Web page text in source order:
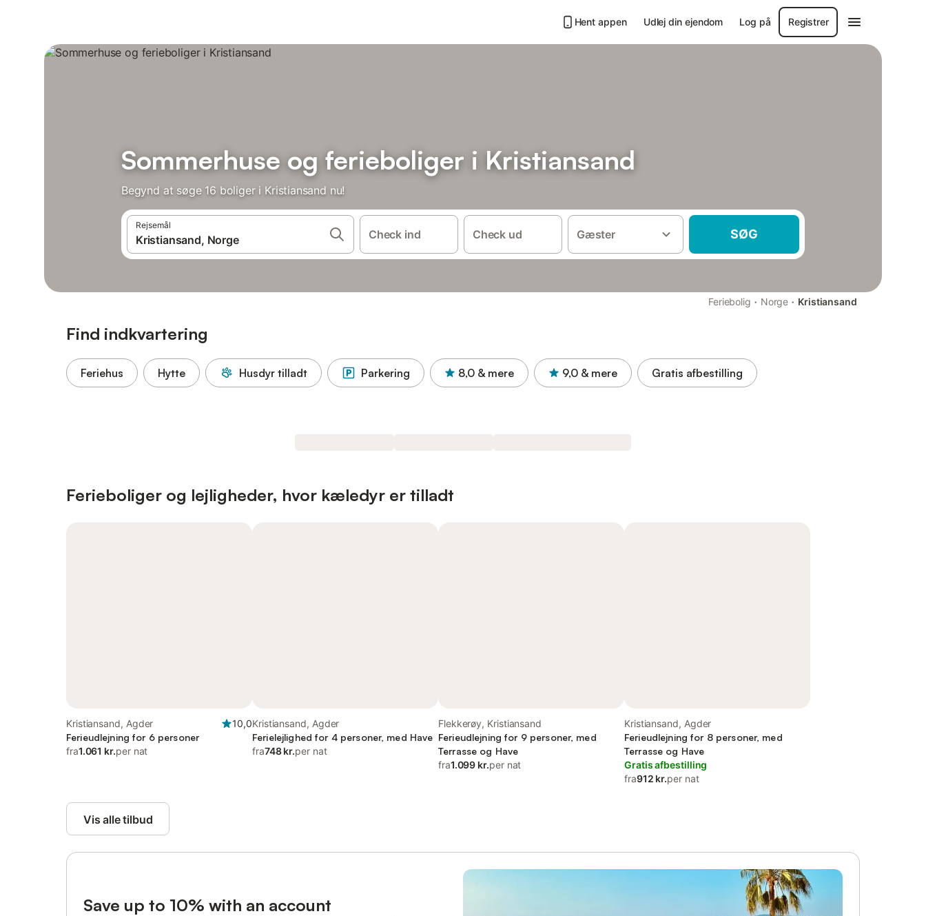
Hent appen Udlej din ejendom Log på Registrer
Sommerhuse og ferieboliger i Kristiansand
Begynd at søge 16 boliger i Kristiansand nu!
Rejsemål
Check ind Check ud Gæster SØG
Feriebolig · Norge · Kristiansand
Find indkvartering
Feriehus Hytte Husdyr tilladt Parkering 8,0 & mere 9,0 & mere Gratis afbestilling
Ferieboliger og lejligheder, hvor kæledyr er tilladt
Kristiansand, Agder
10,0
Ferieudlejning for 6 personer
fra1.061 kr.per nat
Kristiansand, Agder
Ferielejlighed for 4 personer, med Have
fra748 kr.per nat
Flekkerøy, Kristiansand
Ferieudlejning for 9 personer, med
Terrasse og Have
fra1.099 kr.per nat
Kristiansand, Agder
Ferieudlejning for 8 personer, med
Terrasse og Have
Gratis afbestilling
fra912 kr.per nat
Vis alle tilbud
Save up to 10% with an account